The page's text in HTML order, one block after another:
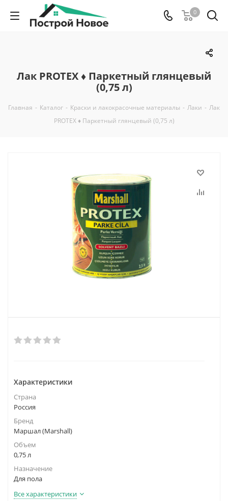
0
Лак PROTEX ♦ Паркетный глянцевый
(0,75 л)
Главная - Каталог - Краски и лакокрасочные материалы - Лаки - Лак
PROTEX ♦ Паркетный глянцевый (0,75 л)
Характеристики
Страна
Россия
Бренд
Маршал (Marshall)
Объем
0,75 л
Назначение
Для пола
Все характеристики